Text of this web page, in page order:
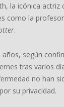
la icónica actriz
como la
.
según
tras varios
no han
su privacidad.